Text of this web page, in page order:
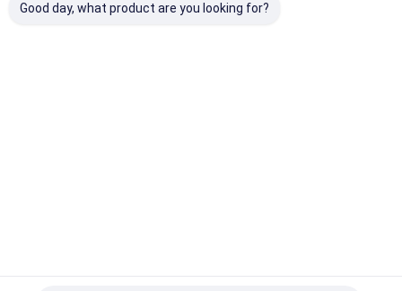
Guangzhou UC Instruments., Co. Ltd.. All Rights Reserved.
Good day, what product are you looking for?